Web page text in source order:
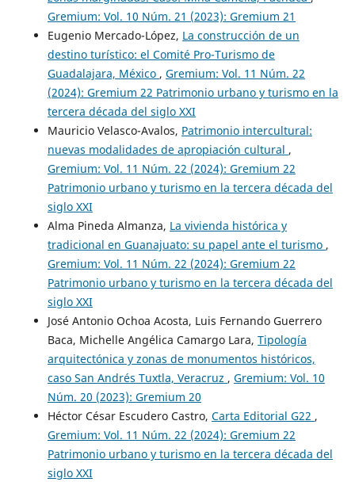
Gremium: Vol. 10 Núm. 21 (2023): Gremium 21
Eugenio Mercado-López, La construcción de un
destino turístico: el Comité Pro-Turismo de
Guadalajara, México , Gremium: Vol. 11 Núm. 22
(2024): Gremium 22 Patrimonio urbano y turismo en la
tercera década del siglo XXI
Mauricio Velasco-Avalos, Patrimonio intercultural:
nuevas modalidades de apropiación cultural ,
Gremium: Vol. 11 Núm. 22 (2024): Gremium 22
Patrimonio urbano y turismo en la tercera década del
siglo XXI
Alma Pineda Almanza, La vivienda histórica y
tradicional en Guanajuato: su papel ante el turismo ,
Gremium: Vol. 11 Núm. 22 (2024): Gremium 22
Patrimonio urbano y turismo en la tercera década del
siglo XXI
José Antonio Ochoa Acosta, Luis Fernando Guerrero
Baca, Michelle Angélica Camargo Lara, Tipología
arquitectónica y zonas de monumentos históricos,
caso San Andrés Tuxtla, Veracruz , Gremium: Vol. 10
Núm. 20 (2023): Gremium 20
Héctor César Escudero Castro, Carta Editorial G22 ,
Gremium: Vol. 11 Núm. 22 (2024): Gremium 22
Patrimonio urbano y turismo en la tercera década del
siglo XXI